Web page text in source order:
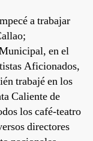
a trabajar
en el
Aficionados,
trabajé en los
Caliente de
los café-teatro
directores